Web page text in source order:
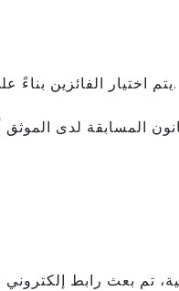
يتم اختيار الفائزين بناءً على عملية سحب تشمل قائمة الزبناء الذين يستوفون شروط المسابقة.
تم بعث رابط